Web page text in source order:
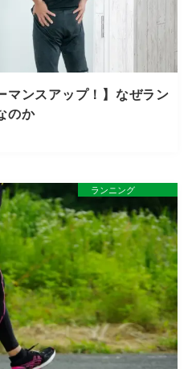
マンスアップ！】なぜラン
のか
ランニング